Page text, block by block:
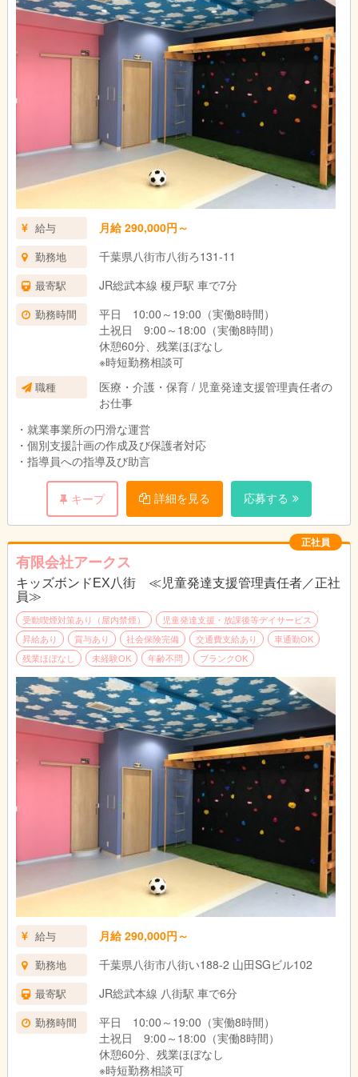
給与 月給 290,000円～
勤務地 千葉県八街市八街ろ131-11
最寄駅 JR総武本線 榎戸駅 車で7分
勤務時間
平日 10:00～19:00（実働8時間）
土祝日 9:00～18:00（実働8時間）
休憩60分、残業ほぼなし
※時短勤務相談可
職種
医療・介護・保育 / 児童発達支援管理責任者の
お仕事
・就業事業所の円滑な運営
・個別支援計画の作成及び保護者対応
・指導員への指導及び助言
キープ 詳細を見る 応募する
正社員
有限会社アークス
キッズボンドEX八街 ≪児童発達支援管理責任者／正社
員≫
受動喫煙対策あり（屋内禁煙）
児童発達支援・放課後等デイサービス
昇給あり
賞与あり 社会保険完備 交通費支給あり
車通勤OK
残業ほぼなし
未経験OK 年齢不問 ブランクOK
給与 月給 290,000円～
勤務地 千葉県八街市八街い188-2 山田SGビル102
最寄駅 JR総武本線 八街駅 車で6分
勤務時間
平日 10:00～19:00（実働8時間）
土祝日 9:00～18:00（実働8時間）
休憩60分、残業ほぼなし
※時短勤務相談可